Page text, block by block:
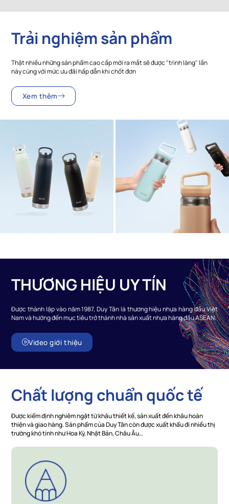
Trải nghiệm sản phẩm
Thật nhiều những sản phẩm cao cấp mới ra mắt sẽ được "trình làng" lần
này cùng với mức ưu đãi hấp dẫn khi chốt đơn
Xem thêm
THƯƠNG HIỆU UY TÍN
Được thành lập vào năm 1987, Duy Tân là thương hiệu nhựa hàng đầu Việt
Nam và hướng đến mục tiêu trở thành nhà sản xuất nhựa hàng đầu ASEAN.
Video giới thiệu
Chất lượng chuẩn quốc tế
Được kiểm định nghiêm ngặt từ khâu thiết kế, sản xuất đến khâu hoàn
thiện và giao hàng. Sản phẩm của Duy Tân còn được xuất khẩu đi nhiều thị
trường khó tính như Hoa Kỳ, Nhật Bản, Châu Âu…